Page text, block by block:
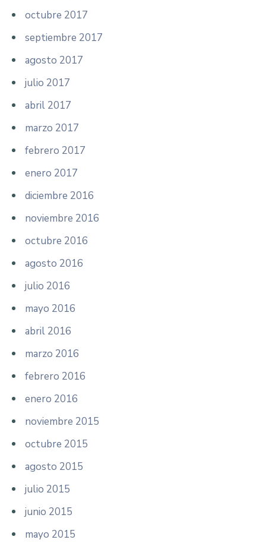
octubre 2017
septiembre 2017
agosto 2017
julio 2017
abril 2017
marzo 2017
febrero 2017
enero 2017
diciembre 2016
noviembre 2016
octubre 2016
agosto 2016
julio 2016
mayo 2016
abril 2016
marzo 2016
febrero 2016
enero 2016
noviembre 2015
octubre 2015
agosto 2015
julio 2015
junio 2015
mayo 2015